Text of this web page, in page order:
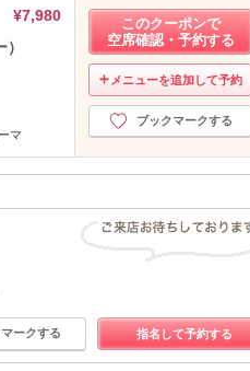
¥7,980
マ
このクーポンで
空席確認・予約する
メニューを追加して予約
ブックマークする
指名して予約する
ークする